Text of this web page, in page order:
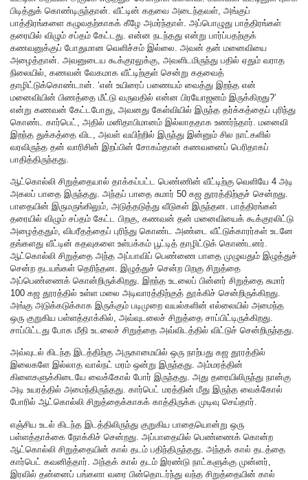
பிடித்துக் கொண்டிருந்தான். வீட்டின் கதவை அடைந்தவள், அங்குப்
பாத்திரங்களை கழுவதற்காகக் கீழே அமர்ந்தாள். அப்பொழுது பாத்திரங்கள்
தரையில் விழும் சப்தம் கேட்டது. என்ன நடந்தது என்று பார்ப்பதற்குக்
கணவனுக்குப் போதுமான வெளிச்சம் இல்லை. அவன் தன் மனைவியை
அழைத்தான். அவனுடைய கூக்குரலுக்கு, அவளிடமிருந்து பதில் ஏதும் வராத
நிலையில், கணவன் வேகமாக வீட்டிற்குள் சென்று கதவைத்
தாழிட்டுக்கொண்டான். ‘என் உயிரைப் பணையம் வைத்து இறந்த என்
மனைவியின் பிணத்தை மீட்டு வருவதில் என்ன பிரயோஜனம் இருக்கிறது?’
என்று கணவன் கேட்டபோது, அவனது கேள்வியில் இருந்த தர்க்கத்தைப் புரிந்து
கொண்ட கார்பெட், அதில் மனிதாபிமானம் இல்லாததாக உணர்ந்தார். மனைவி
இறந்த துக்கத்தை விட, அவள் வயிற்றில் இருந்து இன்னும் சில நாட்களில்
வரவிருந்த தன் வாரிசின் இறப்பின் சோகம்தான் கணவனைப் பெரிதாகப்
பாதித்திருந்தது.
ஆட்கொல்லி சிறுத்தையால் தாக்கப்பட்ட பெண்ணின் வீட்டிற்கு வெளியே 4 அடி
அகலப் பாதை இருந்தது. அந்தப் பாதை சுமார் 50 கஜ தூரத்திற்குச் சென்றது.
பாதையின் இருமருங்கிலும், அடுத்தடுத்து வீடுகள் இருந்தன. பாத்திரங்கள்
தரையில் விழும் சப்தம் கேட்ட பிறகு, கணவன் தன் மனைவியைக் கூக்குரலிட்டு
அழைத்ததும், விபரீதத்தைப் புரிந்து கொண்ட அண்டை வீட்டுக்காரர்கள் உடனே
தங்களது வீட்டின் கதவுகளை உள்பக்கம் பூட்டித் தாழிட்டுக் கொண்டனர்.
ஆட்கொல்லி சிறுத்தை அந்த அப்பாவிப் பெண்ணை பாதை முழுவதும் இழுத்துச்
சென்ற தடயங்கள் தெரிந்தன. இழுத்துச் சென்ற பிறகு சிறுத்தை
அப்பெண்ணைக் கொன்றிருக்கிறது. இறந்த உடலைப் பின்னர் சிறுத்தை சுமார்
100 கஜ தூரத்தில் உள்ள மலை அடிவாரத்திற்குத் தூக்கிச் சென்றிருக்கிறது.
அங்கு அடுக்கடுக்காக இருக்கும் படிமுறை வயல்களின் எல்லையில் அமைந்த
ஒரு குறுகிய பள்ளத்தாக்கில், அவ்வுடலைச் சிறுத்தை சாப்பிட்டிருக்கிறது.
சாப்பிட்டது போக மீதி உடலைச் சிறுத்தை அவ்விடத்தில் விட்டுச் சென்றிருந்தது.
அவ்வுடல் கிடந்த இடத்திற்கு அருகாமையில் ஒரு நாற்பது கஜ தூரத்தில்
இலைகளே இல்லாத வால்நட் மரம் ஒன்று இருந்தது. அம்மரத்தின்
கிளைகளுக்கிடையே வைக்கோல் போர் இருந்தது. அது தரையிலிருந்து நான்கு
அடி உயரத்தில் அமைந்திருந்தது. கார்பெட் மரத்தின் மீது இருந்த வைக்கோல்
போரில் ஆட்கொல்லி சிறுத்தைக்காகக் காத்திருக்க முடிவு செய்தார்.
எஞ்சிய உடல் கிடந்த இடத்திலிருந்து குறுகிய பாதையொன்று ஒரு
பள்ளத்தாக்கை நோக்கிச் சென்றது. அப்பாதையில் பெண்ணைக் கொன்ற
ஆட்கொல்லி சிறுத்தையின் கால் தடம் பதிந்திருந்தது. அந்தக் கால் தடத்தை
கார்பெட் கவனித்தார். அந்தக் கால் தடம் இரண்டு நாட்களுக்கு முன்னர்,
இரவில் தன்னைப் பங்களா வரை பின்தொடர்ந்து வந்த சிறுத்தையின் கால்